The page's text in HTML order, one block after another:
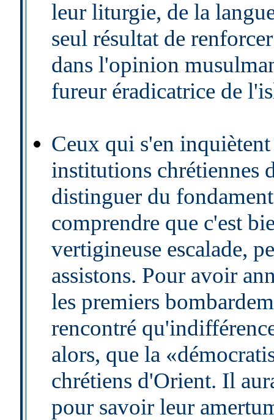
leur liturgie, de la
seul résultat de
dans l'opinion
fureur éradicatrice de
Ceux qui s'en
institutions chrétiennes
distinguer du
comprendre que c'est
vertigineuse escalade,
assistons. Pour avoir
les premiers
rencontré
alors, que la
chrétiens d'Orient. Il
pour savoir leur